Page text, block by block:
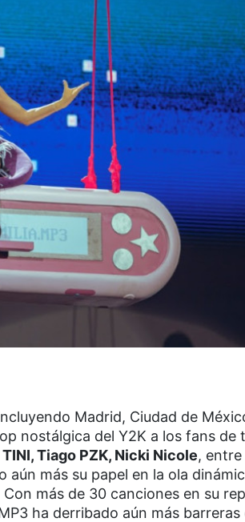
Madrid, Ciudad de
nostálgica del Y2K a los fans de
Tiago PZK, Nicki Nicole,
aún más su papel en la ola
más de 30 canciones en su
ha derribado aún más